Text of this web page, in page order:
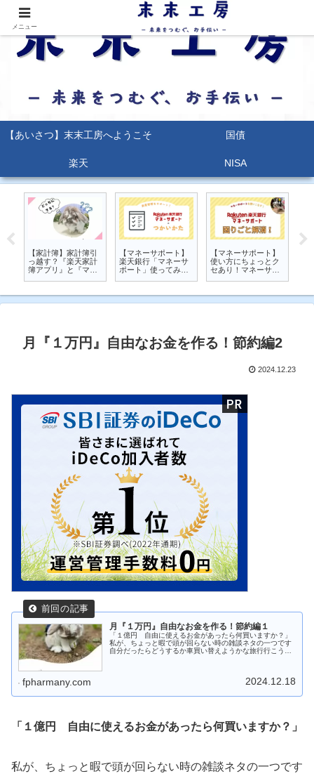
【あいさつ】末末工房へようこそ 国債
楽天 NISA
【家計簿】家計簿引
っ越す？『楽天家計
簿アプリ』と『マネ
【マネーサポート】
楽天銀行「マネーサ
ポート」使ってみよ
解説
【マネーサポート】
使い方にちょっとク
セあり！マネーサポ
年
月『１万円』自由なお金を作る！節約編2
2024.12.23
月『１万円』自由なお金を作る！節約編１
「１億円 自由に使えるお金があったら何買いますか？」
私が、ちょっと暇で頭が回らない時の雑談ネタの一つです
自分だったらどうするか車買い替えようかな旅行行こうか
fpharmany.com 2024.12.18
「１億円 自由に使えるお金があったら何買いますか？」
私が、ちょっと暇で頭が回らない時の雑談ネタの一つです
メニュー